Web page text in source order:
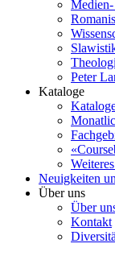
Peter
Kataloge
Neuigkeiten
Über uns
Über
Kontakt